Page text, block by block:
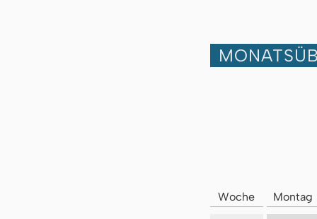
Woche Montag